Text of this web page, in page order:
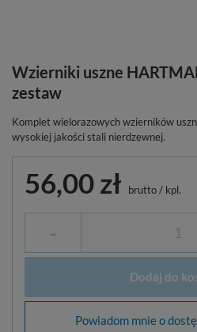
Wzierniki uszne
zestaw
Komplet wielorazowych wzierników
wysokiej jakości stali nierdzewnej.
56,00 zł brutto/ kpl.
-
Dodaj do
Powiadom mnie o